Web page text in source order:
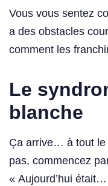
Vous vous sentez
a des obstacles
comment les
Le
blanche
Ça arrive… à tout le
pas, commencez
« Aujourd’hui